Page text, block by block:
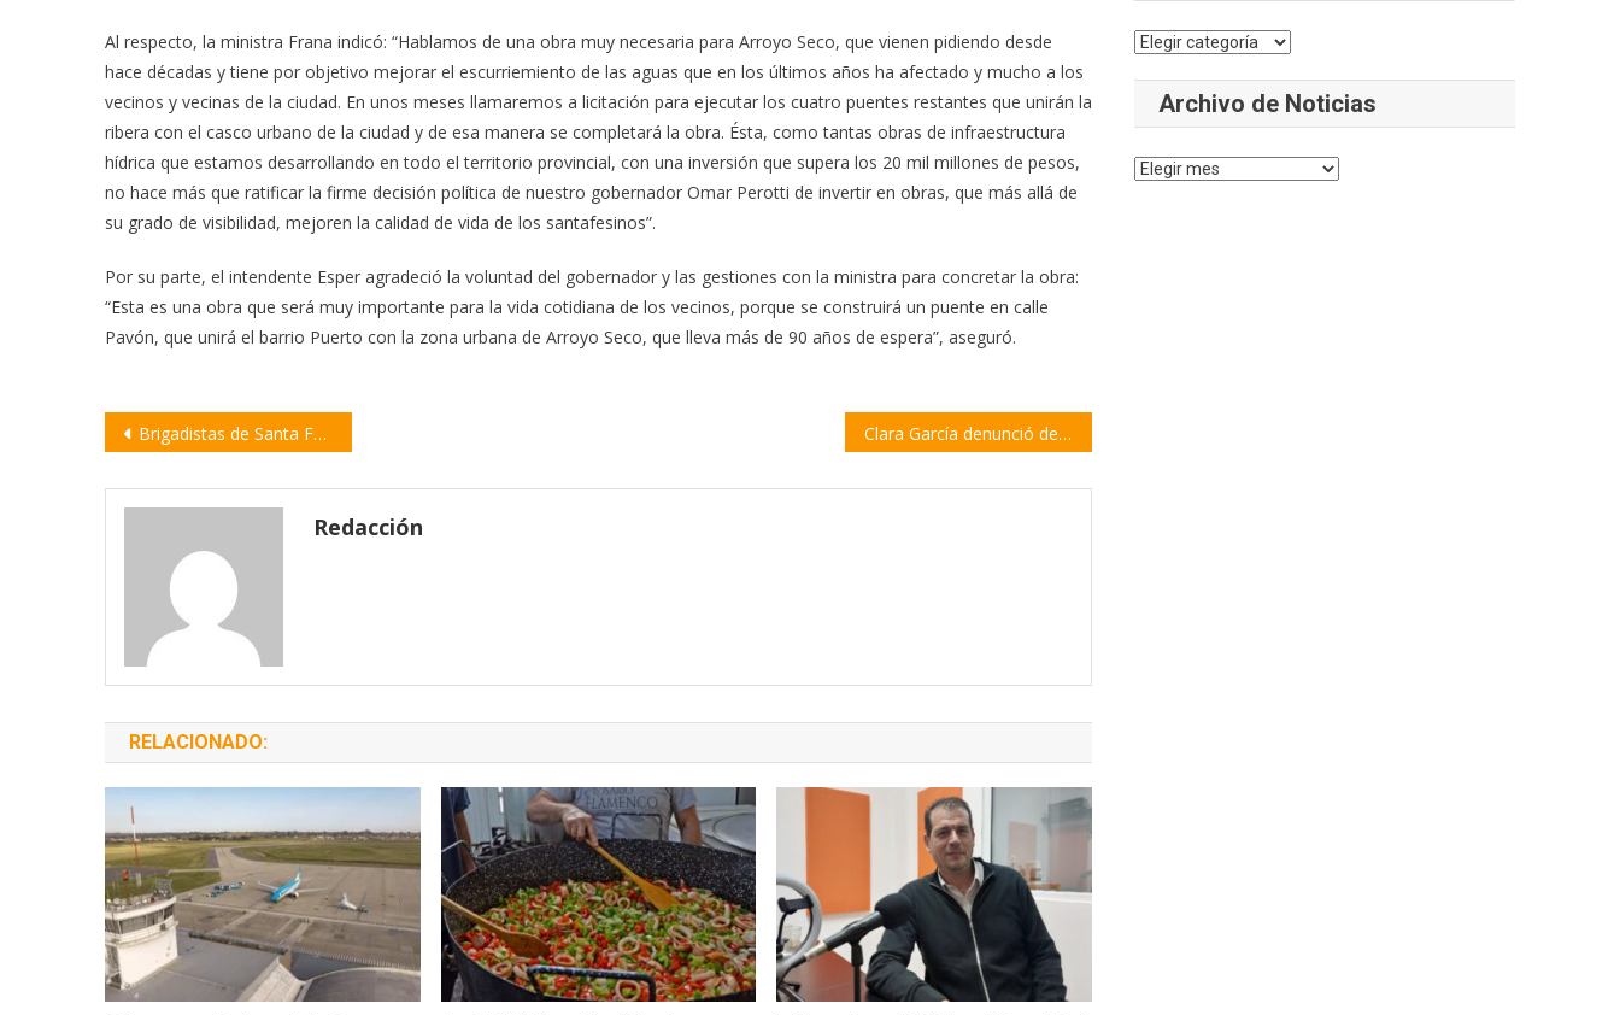
Al respecto, la ministra Frana indicó: “Hablamos de una obra muy necesaria para Arroyo Seco, que vienen pidiendo desde
hace décadas y tiene por objetivo mejorar el escurriemiento de las aguas que en los últimos años ha afectado y mucho a los
vecinos y vecinas de la ciudad. En unos meses llamaremos a licitación para ejecutar los cuatro puentes restantes que unirán la
ribera con el casco urbano de la ciudad y de esa manera se completará la obra. Ésta, como tantas obras de infraestructura
hídrica que estamos desarrollando en todo el territorio provincial, con una inversión que supera los 20 mil millones de pesos,
no hace más que ratificar la firme decisión política de nuestro gobernador Omar Perotti de invertir en obras, que más allá de
su grado de visibilidad, mejoren la calidad de vida de los santafesinos”.
Por su parte, el intendente Esper agradeció la voluntad del gobernador y las gestiones con la ministra para concretar la obra:
“Esta es una obra que será muy importante para la vida cotidiana de los vecinos, porque se construirá un puente en calle
Pavón, que unirá el barrio Puerto con la zona urbana de Arroyo Seco, que lleva más de 90 años de espera”, aseguró.
Navegación
entradas
Brigadistas de Santa Fe y Entre Ríos combaten un foco de incendio frente a Arroyo Seco Clara García denunció demoras del Gobierno para utilizar los fondos destinados a Seguridad
Redacción
RELACIONADO:
Categorías
Archivo de Noticias
Archivo